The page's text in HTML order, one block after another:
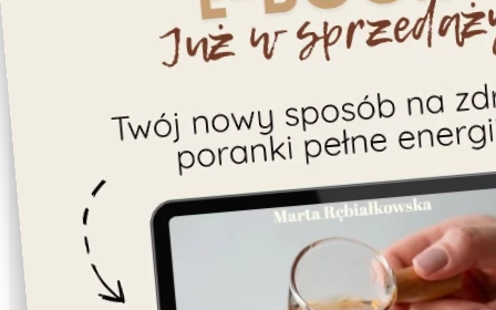
Bezglutenowe
Ciastka
Ciasto/Tarta
Deser